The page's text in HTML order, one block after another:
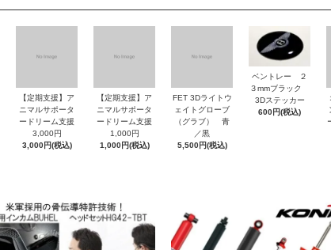
【定期支援】ア
ニマルサポータ
ードリーム支援
3,000円
3,000円(税込)
【定期支援】ア
ニマルサポータ
ードリーム支援
1,000円
1,000円(税込)
FET 3Dライトウ
ェイトグローブ
（グラブ） 青
／黒
5,500円(税込)
ベントレー ２
３mmブラック
3Dステッカー
600円(税込)